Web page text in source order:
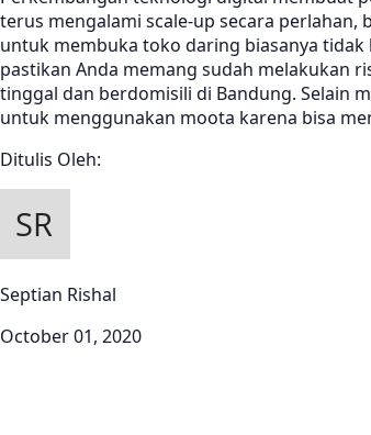
terus mengalami scale-up secara perlahan,
untuk membuka toko daring biasanya
pastikan Anda memang sudah melakukan
tinggal dan berdomisili di Bandung. Selain
untuk menggunakan moota karena bisa
Ditulis Oleh:
Septian Rishal
October 01, 2020